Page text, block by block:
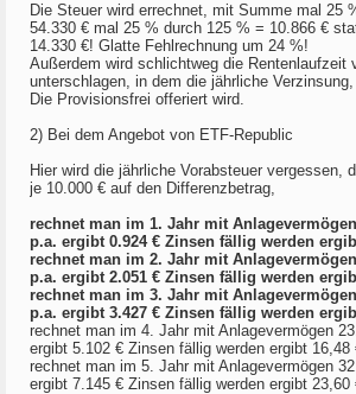
Die Steuer wird errechnet, mit Summe mal 25
54.330 € mal 25 % durch 125 % = 10.866 €
14.330 €! Glatte Fehlrechnung um 24 %!
Außerdem wird schlichtweg die Rentenlaufzeit
unterschlagen, in dem die jährliche
Die Provisionsfrei offeriert wird.
2) Bei dem Angebot von ETF-Republic
Hier wird die jährliche Vorabsteuer vergessen,
je 10.000 € auf den Differenzbetrag,
rechnet man im 1. Jahr mit
p.a. ergibt 0.924 € Zinsen fällig werden
rechnet man im 2. Jahr mit
p.a. ergibt 2.051 € Zinsen fällig werden
rechnet man im 3. Jahr mit
p.a. ergibt 3.427 € Zinsen fällig werden
rechnet man im 4. Jahr mit Anlagevermögen
ergibt 5.102 € Zinsen fällig werden ergibt 16,48
rechnet man im 5. Jahr mit Anlagevermögen
ergibt 7.145 € Zinsen fällig werden ergibt 23,60